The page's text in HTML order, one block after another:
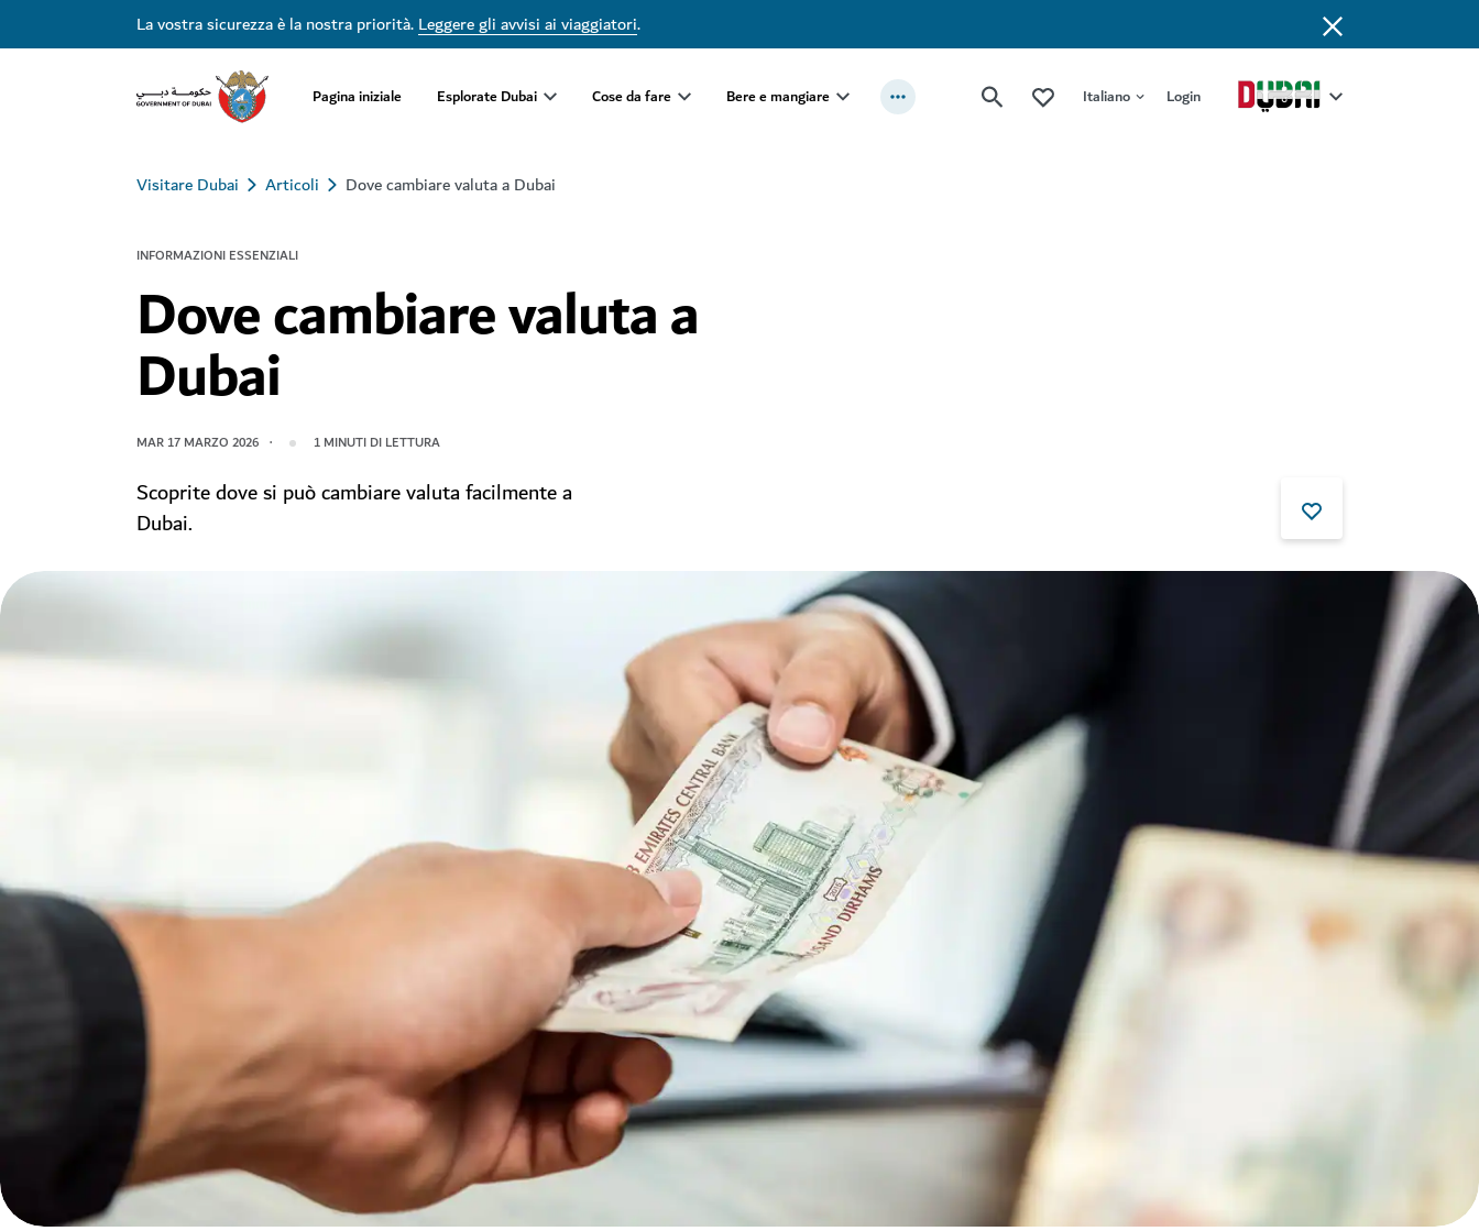
La vostra sicurezza è la nostra priorità.Leggere gli avvisi ai viaggiatori.
Pagina iniziale Esplorate Dubai Cose da fare Bere e mangiare Italiano Login
Visitare Dubai Articoli Dove cambiare valuta a Dubai
INFORMAZIONI ESSENZIALI
Dove cambiare valuta a
Dubai
MAR 17 MARZO 2026 1 MINUTI DI LETTURA
Scoprite dove si può cambiare valuta facilmente a
Dubai.